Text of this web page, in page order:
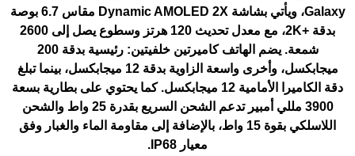
Galaxy، ويأتي بشاشة Dynamic AMOLED 2X مقاس 6.7 بوصة
بدقة +2K، مع معدل تحديث 120 هرتز وسطوع يصل إلى 2600
شمعة.
يضم الهاتف كاميرتين خلفيتين: رئيسية بدقة 200
ميجابكسل، وأخرى واسعة الزاوية بدقة 12 ميجابكسل، بينما تبلغ
دقة الكاميرا الأمامية 12 ميجابكسل. كما يحتوي على بطارية بسعة
3900 مللي أمبير تدعم الشحن السريع بقدرة 25 واط والشحن
اللاسلكي بقوة 15 واط، بالإضافة إلى مقاومة الماء والغبار وفق
معيار IP68.